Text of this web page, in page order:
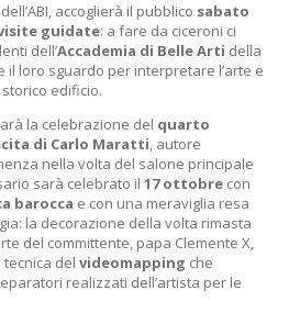
accoglierà il pubblico sabato
guidate: a fare da ciceroni ci
dell’Accademia di Belle Arti della
il loro sguardo per interpretare l’arte e
edificio.
la celebrazione del quarto
di Carlo Maratti, autore
nella volta del salone principale
sarà celebrato il 17 ottobre con
barocca e con una meraviglia resa
la decorazione della volta rimasta
del committente, papa Clemente X,
del videomapping che
realizzati dell’artista per le